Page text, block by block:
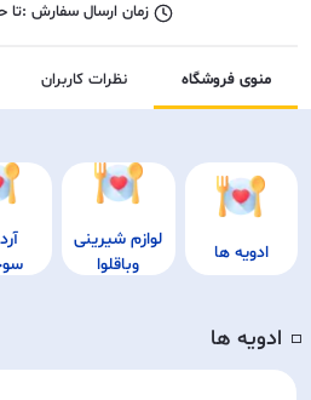
زمان ارسال سفارش :تا
منوی فروشگاه نظرات کاربران
ادویه ها
لوازم شیرینی
وباقلوا
◽️ ادویه ها